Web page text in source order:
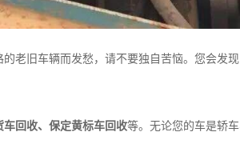
老旧车辆而发愁，请不要独自苦恼。您会发
回收、保定黄标车回收等。无论您的车是轿